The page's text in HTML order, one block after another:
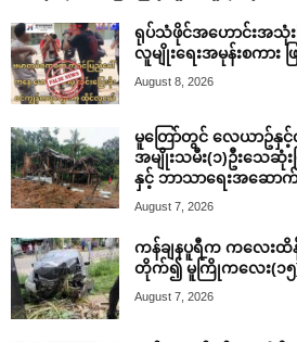
ရုပ်သံဖိုင်အဟောင်းအသုံးပ
လူမျိုးရေးအမုန်းစကား ဖ
August 8, 2026
မူတြော်တွင် လေယာဥ်နှ
အမျိုးသမီး(၁)ဦးသေဆုံး
နှင့် ဘာသာရေးအဆောက်
August 7, 2026
ကန်ချနပူရီက ကလေးထိန်
တိုက်၍ မူကြိုကလေး(၁၅)
August 7, 2026